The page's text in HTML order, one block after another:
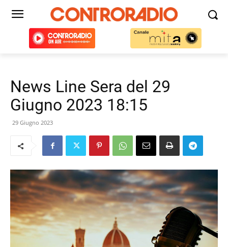
News Line Sera del 29
Giugno 2023 18:15
29 Giugno 2023